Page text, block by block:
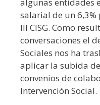
algunas entidades
salarial de un 6,3%
III CISG. Como
conversaciones el
Sociales nos ha
aplicar la subida
convenios de
Intervención Social.